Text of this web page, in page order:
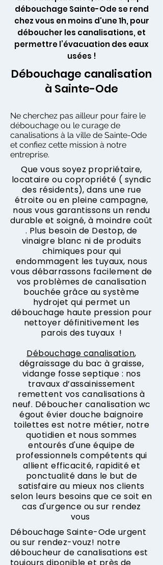
débouchage Sainte-Ode se rend
chez vous en moins d'une 1h, pour
déboucher les canalisations, et
permettre l’évacuation des eaux
usées !
Débouchage canalisation
à Sainte-Ode
Ne cherchez pas ailleur pour faire le
débouchage ou le curage de
canalisations à la ville de Sainte-Ode
et confiez cette mission à notre
entreprise.
Que vous soyez propriétaire,
locataire ou copropriété ( syndic
des résidents), dans une rue
étroite ou en pleine campagne,
nous vous garantissons un rendu
durable et soigné, à moindre coût
. Plus besoin de Destop, de
vinaigre blanc ni de produits
chimiques pour qui
endommagent les tuyaux, nous
vous débarrassons facilement de
vos problèmes de canalisation
bouchée grâce au système
hydrojet qui permet un
débouchage haute pression pour
nettoyer définitivement les
parois des tuyaux !
Débouchage canalisation,
dégraissage du bac à graisse,
vidange fosse septique : nos
travaux d’assainissement
remettent vos canalisations à
neuf. Déboucher canalisation wc
égout évier douche baignoire
toilettes est notre métier, notre
quotidien et nous sommes
entourés d'une équipe de
professionnels compétents qui
allient efficacité, rapidité et
ponctualité dans le but de
satisfaire au mieux nos clients
selon leurs besoins que ce soit en
cas d'urgence ou sur rendez
vous
Débouchage Sainte-Ode urgent
ou sur rendez-vouz! notre
déboucheur de canalisations est